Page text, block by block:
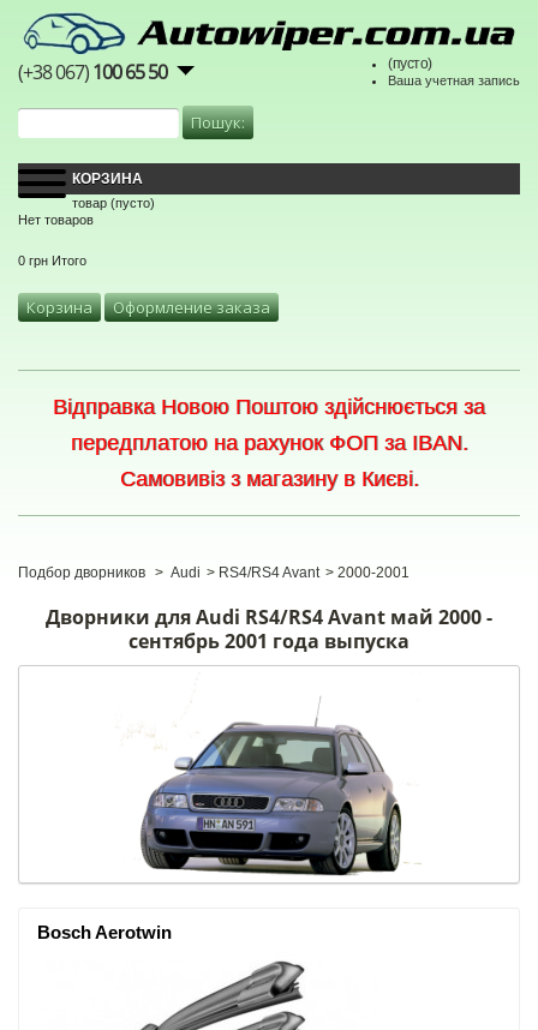
(+38 067)100 65 50 (пусто)
Ваша учетная запись
КОРЗИНА
товар (пусто)
Нет товаров
0 грн Итого
Корзина Оформление заказа
Відправка Новою Поштою здійснюється за
передплатою на рахунок ФОП за IBAN.
Самовивіз з магазину в Києві.
Подбор дворников > Audi > RS4/RS4 Avant > 2000-2001
Дворники для Audi RS4/RS4 Avant май 2000 -
сентябрь 2001 года выпуска
Bosch Aerotwin